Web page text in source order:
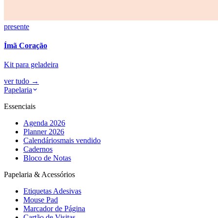
presente
Ímã Coração
Kit para geladeira
ver tudo →
Papelaria
Essenciais
Agenda 2026
Planner 2026
Calendáriosmais vendido
Cadernos
Bloco de Notas
Papelaria & Acessórios
Etiquetas Adesivas
Mouse Pad
Marcador de Página